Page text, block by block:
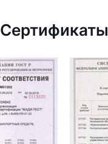
Сертификаты